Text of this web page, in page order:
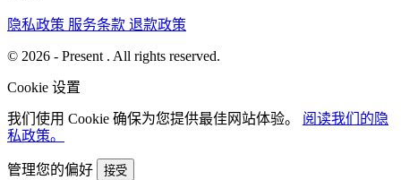
隐私政策 服务条款 退款政策
© 2026 - Present . All rights reserved.
Cookie 设置
我们使用 Cookie 确保为您提供最佳网站体验。 阅读我们的隐
私政策。
管理您的偏好 接受